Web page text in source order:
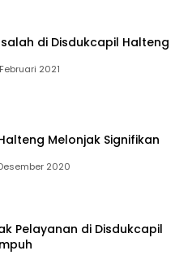
di Disdukcapil Halteng
2021
Melonjak Signifikan
2020
Pelayanan di Disdukcapil